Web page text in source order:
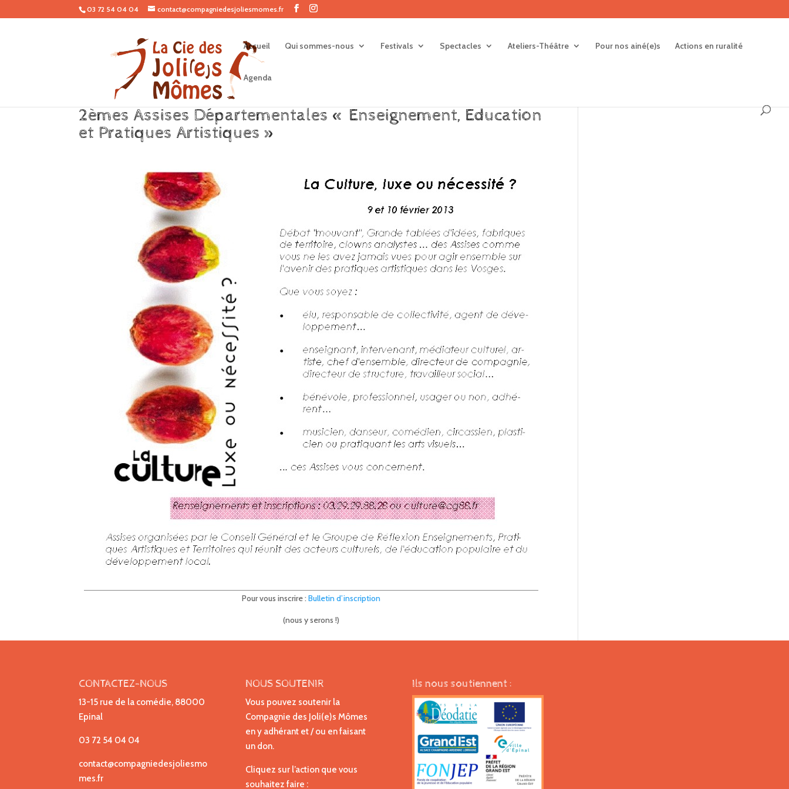
03 72 54 04 04 contact@compagniedesjoliesmomes.fr
Accueil Qui sommes-nous Festivals Spectacles Ateliers-Théâtre Pour nos ainé(e)s Actions en ruralité
Agenda
2èmes Assises Départementales « Enseignement, Education
et Pratiques Artistiques »
Pour vous inscrire :Bulletin d’inscription
(nous y serons !)
CONTACTEZ-NOUS
13-15 rue de la comédie, 88000
Epinal
03 72 54 04 04
contact@compagniedesjoliesmo
mes.fr
NOUS SOUTENIR
Vous pouvez soutenir la
Compagnie des Joli(e)s Mômes
en y adhérant et / ou en faisant
un don.
Cliquez sur l’action que vous
souhaitez faire :
Ils nous soutiennent :